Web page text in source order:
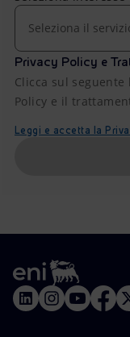
Seleziona il
Privacy Policy e
Clicca sul
Policy e il
Leggi e accetta la